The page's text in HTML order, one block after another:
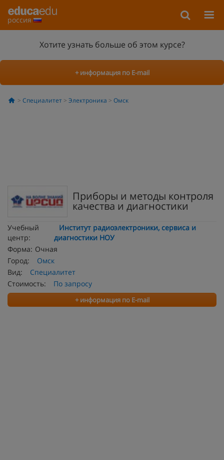
россия
Хотите узнать больше об этом курсе?
+ информация по E-mail
Специалитет Электроника Омск
Приборы и методы контроля
качества и диагностики
Учебный
центр:
Институт радиоэлектроники, сервиса и
диагностики НОУ
Форма: Очная
Город:
Омск
Вид:
Специалитет
Стоимость:
По запросу
+ информация по E-mail